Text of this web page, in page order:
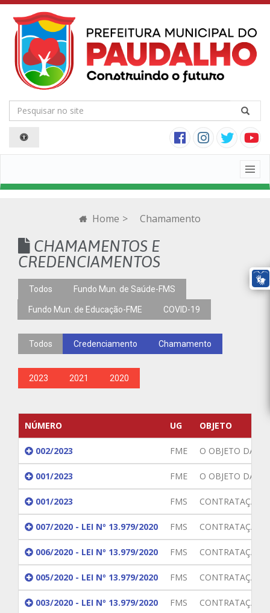
Home > Chamamento
CHAMAMENTOS E
CREDENCIAMENTOS
Todos Fundo Mun. de Saúde-FMS
Fundo Mun. de Educação-FME COVID-19
Todos Credenciamento Chamamento
2023 2021 2020
NÚMERO UG OBJETO
002/2023 FME O OBJETO DA
001/2023 FME O OBJETO DA
001/2023 FMS CONTRATAÇÃO
007/2020 - LEI Nº 13.979/2020 FMS CONTRATAÇÃO
006/2020 - LEI Nº 13.979/2020 FMS CONTRATAÇÃO
005/2020 - LEI Nº 13.979/2020 FMS CONTRATAÇÃO
003/2020 - LEI Nº 13.979/2020 FMS CONTRATAÇÃO